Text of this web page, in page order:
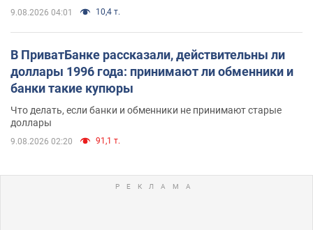
9.08.2026 04:01 10,4 т.
В ПриватБанке рассказали, действительны ли
доллары 1996 года: принимают ли обменники и
банки такие купюры
Что делать, если банки и обменники не принимают старые
доллары
9.08.2026 02:20 91,1 т.